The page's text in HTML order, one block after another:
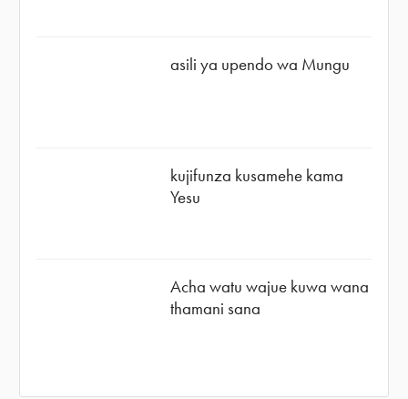
asili ya upendo wa Mungu
kujifunza kusamehe kama
Yesu
Acha watu wajue kuwa wana
thamani sana